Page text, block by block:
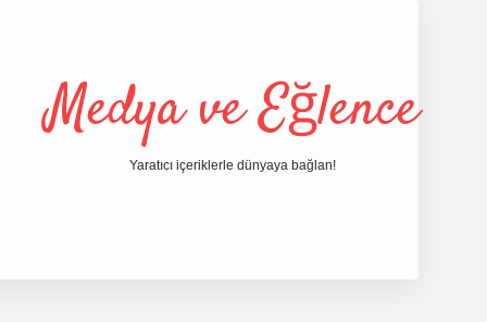
Medya ve Eğlence
Yaratıcı içeriklerle dünyaya bağlan!